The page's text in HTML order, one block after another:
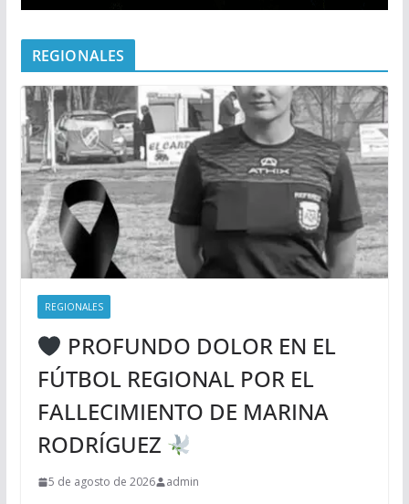
REGIONALES
REGIONALES
PROFUNDO DOLOR EN EL
FÚTBOL REGIONAL POR EL
FALLECIMIENTO DE MARINA
RODRÍGUEZ
5 de agosto de 2026 admin